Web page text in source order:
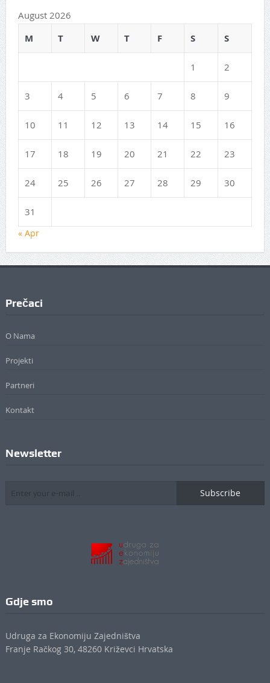
August 2026
M T W T F S S
1 2
3 4 5 6 7 8 9
10 11 12 13 14 15 16
17 18 19 20 21 22 23
24 25 26 27 28 29 30
31
« Apr
Prečaci
O Nama
Projekti
Partneri
Kontakt
Newsletter
Subscribe
Gdje smo
Udruga za Ekonomiju Zajedništva
Franje Račkog 30, 48260 Križevci Hrvatska